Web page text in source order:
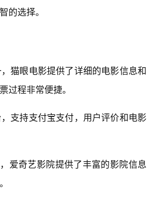
的选择。
猫眼电影提供了详细的电影信息和
过程非常便捷。
支持支付宝支付，用户评价和电影
爱奇艺影院提供了丰富的影院信息